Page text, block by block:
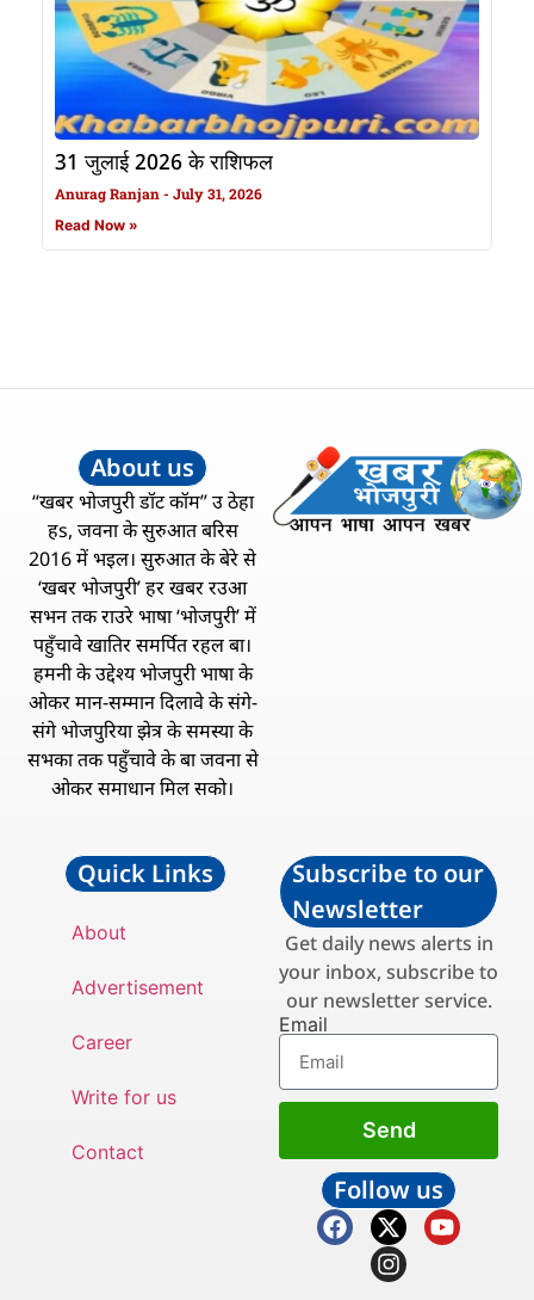
31 जुलाई 2026 के राशिफल
Anurag Ranjan July 31, 2026
Read Now »
About us
“खबर भोजपुरी डॉट कॉम” उ ठेहा
हs, जवना के सुरुआत बरिस
2016 में भइल। सुरुआत के बेरे से
‘खबर भोजपुरी’ हर खबर रउआ
सभन तक राउरे भाषा ‘भोजपुरी’ में
पहुँचावे खातिर समर्पित रहल बा।
हमनी के उद्देश्य भोजपुरी भाषा के
ओकर मान-सम्मान दिलावे के संगे-
संगे भोजपुरिया झेत्र के समस्या के
सभका तक पहुँचावे के बा जवना से
ओकर समाधान मिल सको।
Quick Links
About
Advertisement
Career
Write for us
Contact
Subscribe to our
Newsletter
Get daily news alerts in
your inbox, subscribe to
our newsletter service.
Email
Send
Follow us